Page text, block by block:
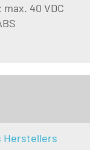
40 VDC
Herstellers